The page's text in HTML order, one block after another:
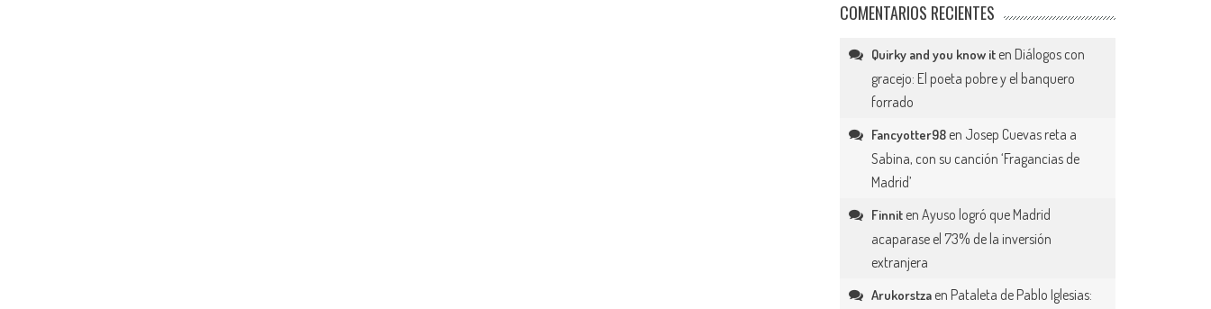
COMENTARIOS RECIENTES
Quirky and you know it en Diálogos con
gracejo: El poeta pobre y el banquero
forrado
Fancyotter98 en Josep Cuevas reta a
Sabina, con su canción ‘Fragancias de
Madrid’
Finnit enAyuso logró que Madrid
acaparase el 73% de la inversión
extranjera
Arukorstza en Pataleta de Pablo Iglesias: